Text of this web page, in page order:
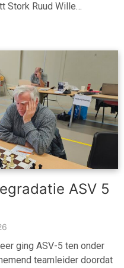
Stork Ruud Wille…
ASV 5
ging ASV-5 ten onder
teamleider doordat